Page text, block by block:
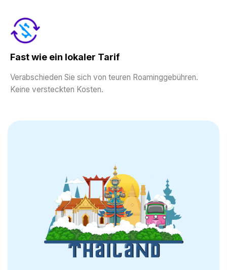
Fast wie ein lokaler Tarif
Verabschieden Sie sich von teuren Roaminggebühren.
Keine versteckten Kosten.